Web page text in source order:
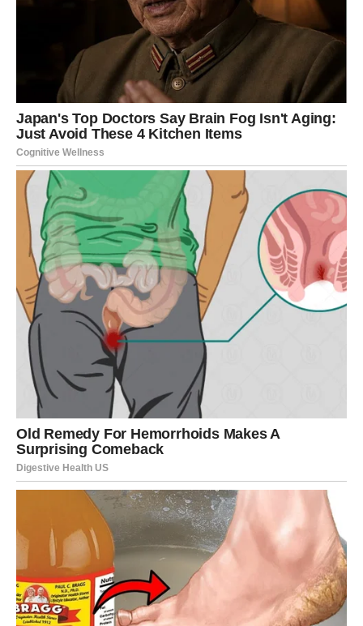
VRATA
Na poslovnom planu, sledeća sedmica donosi pokret .
Strelac je znak puta, rasta i vizije, a karma sada uklanja
stagnaciju.
Mogući su:
nova ponuda ili ideja
razgovor koji menja pravac planova
prilika vezana za učenje, putovanje ili širenje znanja
osećaj da se stvari konačno pomeraju sa mrtve tačke
Finansijski, ne dolazi čudo preko noći, ali dolazi
olakšanje i vera da ste na dobrom putu
nagrađuje jer niste izgubili veru čak i kada je bilo teško.
ODNOSI SA LJUDIMA – KO IDE
DALJE SA VAMA
Sledeća sedmica donosi jasno razgraničenje. Vi više
nemate potrebu da vučete ljude sa sobom. Oni koji žele
da idu istim putem – ostaju. Ostali se prirodno udaljavaju.
Neki ljudi će: